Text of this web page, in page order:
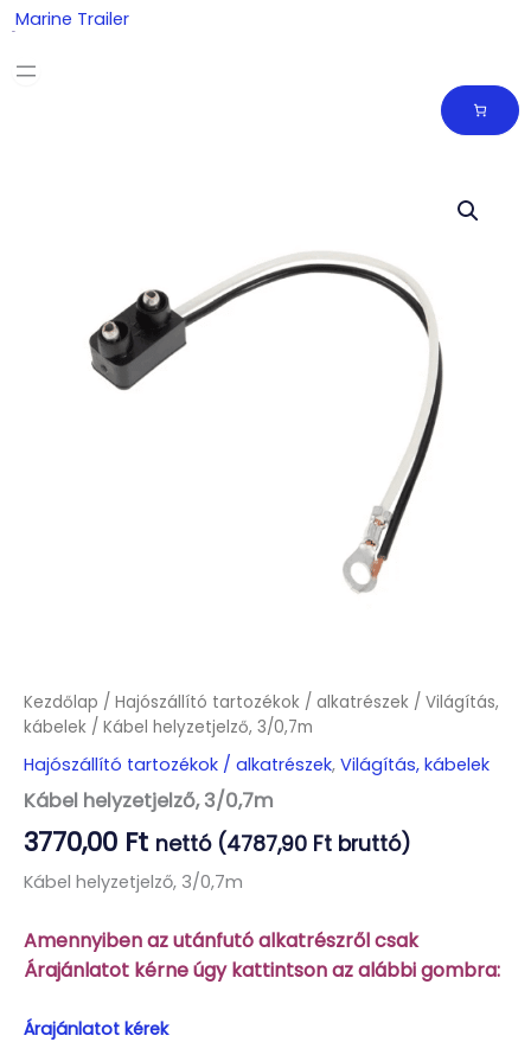
Skip
to
content
Marine Trailer
Kezdőlap / Hajószállító tartozékok / alkatrészek / Világítás,
kábelek / Kábel helyzetjelző, 3/0,7m
Hajószállító tartozékok / alkatrészek, Világítás, kábelek
Kábel helyzetjelző, 3/0,7m
3770,00 Ft nettó (4787,90 Ft bruttó)
Kábel helyzetjelző, 3/0,7m
Amennyiben az utánfutó alkatrészről csak
Árajánlatot kérne úgy kattintson az alábbi gombra:
Árajánlatot kérek